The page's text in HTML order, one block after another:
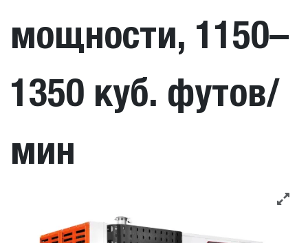
мощности, 1150–
1350 куб. футов/
мин